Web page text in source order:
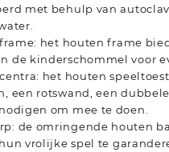
met behulp van
het houten frame
de kinderschommel voor
het houten
een rotswand, een
om mee te doen.
de omringende houten
vrolijke spel te